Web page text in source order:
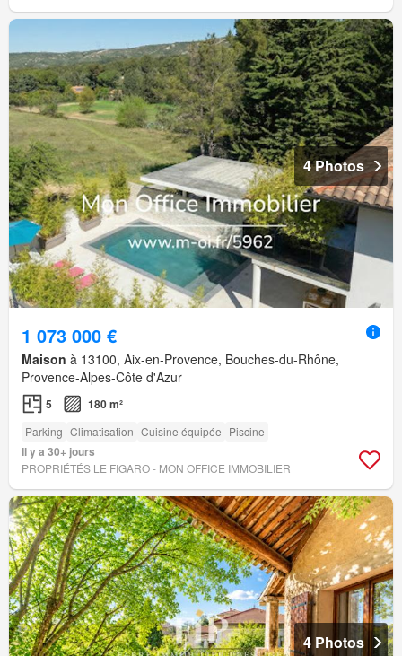
4 Photos
1 073 000 €
Maison à 13100, Aix-en-Provence, Bouches-du-Rhône,
Provence-Alpes-Côte d'Azur
5 180 m²
Parking Climatisation Cuisine équipée Piscine
Il y a 30+ jours
PROPRIÉTÉS LE FIGARO - MON OFFICE IMMOBILIER
4 Photos